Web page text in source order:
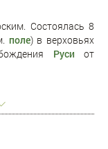
Состоялась 8
поле) в верховьях
Руси от